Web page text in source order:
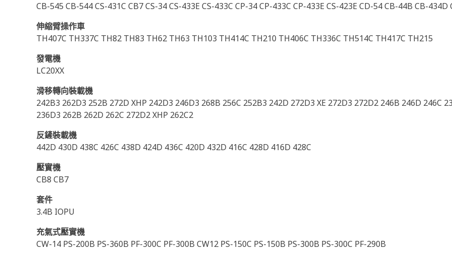
CB-545 CB-544 CS-431C CB7 CS-34 CS-433E CS-433C CP-34 CP-433C CP-433E CS-423E CD-54 CB-44B CB-434D
伸縮臂操作車
TH407C TH337C TH82 TH83 TH62 TH63 TH103 TH414C TH210 TH406C TH336C TH514C TH417C TH215
發電機
LC20XX
滑移轉向裝載機
242B3 262D3 252B 272D XHP 242D3 246D3 268B 256C 252B3 242D 272D3 XE 272D3 272D2 246B 246D 246C
236D3 262B 262D 262C 272D2 XHP 262C2
反鏟裝載機
442D 430D 438C 426C 438D 424D 436C 420D 432D 416C 428D 416D 428C
壓實機
CB8 CB7
套件
3.4B IOPU
充氣式壓實機
CW-14 PS-200B PS-360B PF-300C PF-300B CW12 PS-150C PS-150B PS-300B PS-300C PF-290B